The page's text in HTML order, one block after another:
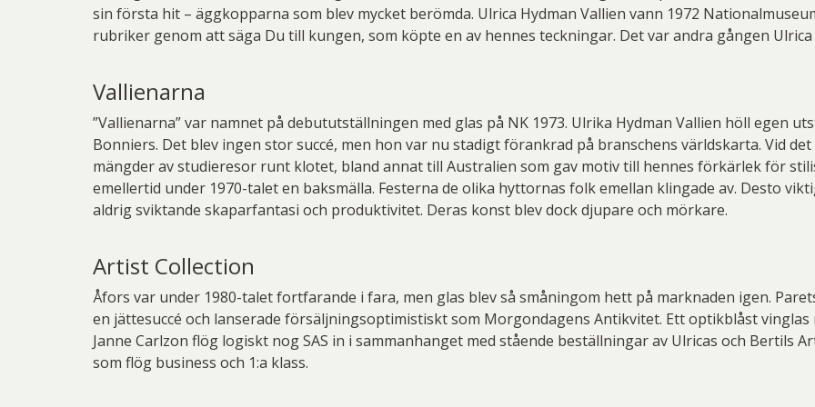
sin första hit – äggkopparna som blev mycket berömda. Ulrica Hydman Vallien vann 1972
rubriker genom att säga Du till kungen, som köpte en av hennes teckningar. Det var andra gången
Vallienarna
”Vallienarna” var namnet på debututställningen med glas på NK 1973. Ulrika Hydman Vallien höll egen
Bonniers. Det blev ingen stor succé, men hon var nu stadigt förankrad på branschens världskarta. Vid
mängder av studieresor runt klotet, bland annat till Australien som gav motiv till hennes förkärlek för
emellertid under 1970-talet en baksmälla. Festerna de olika hyttornas folk emellan klingade av. Desto
aldrig sviktande skaparfantasi och produktivitet. Deras konst blev dock djupare och mörkare.
Artist Collection
Åfors var under 1980-talet fortfarande i fara, men glas blev så småningom hett på marknaden igen.
en jättesuccé och lanserade försäljningsoptimistiskt som Morgondagens Antikvitet. Ett optikblåst
Janne Carlzon flög logiskt nog SAS in i sammanhanget med stående beställningar av Ulricas och Bertils
som flög business och 1:a klass.